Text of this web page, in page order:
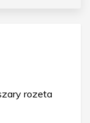
rozeta